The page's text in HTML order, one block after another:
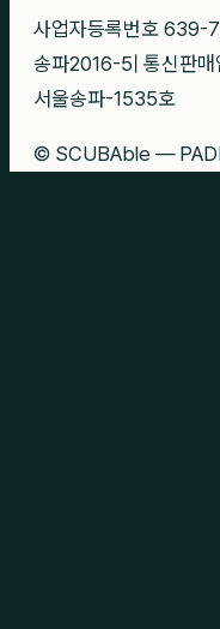
사업자등록번호
송파2016-5 통신판
서울송파-1535호
© SCUBAble —